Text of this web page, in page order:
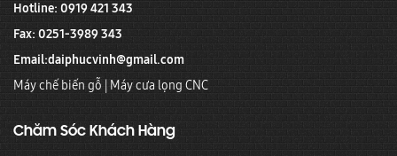
Hotline: 0919 421 343
Fax: 0251-3989 343
Email:daiphucvinh@gmail.com
Máy chế biến gỗ | Máy cưa lọng CNC
Chăm Sóc Khách Hàng